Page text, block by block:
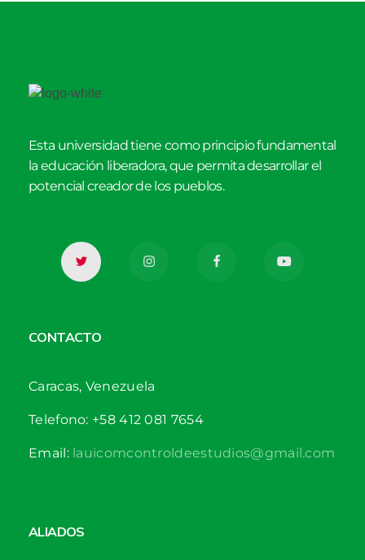
Esta universidad tiene como principio fundamental
la educación liberadora, que permita desarrollar el
potencial creador de los pueblos.
CONTACTO
Caracas, Venezuela
Telefono: +58 412 081 7654
Email:lauicomcontroldeestudios@gmail.com
ALIADOS